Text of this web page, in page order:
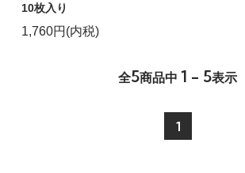
10枚入り
1,760円(内税)
全5商品中 1 - 5表示
1